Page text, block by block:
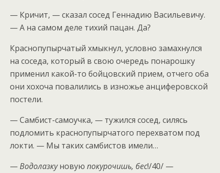
— Кричит, — сказал сосед Геннадию Васильевичу.
— А на самом деле тихий пацан. Да?
Краснопупырчатый хмыкнул, условно замахнулся
на соседа, который в свою очередь понарошку
применил какой-то бойцовский прием, отчего оба
они хохоча повалились в изножье анциферовской
постели.
— Самбист-самоучка, — тужился сосед, силясь
подломить краснопупырчатого перехватом под
локти. — Мы таких самбистов имели…
—Водолазкуновую покурочишь, бес!/40/ —